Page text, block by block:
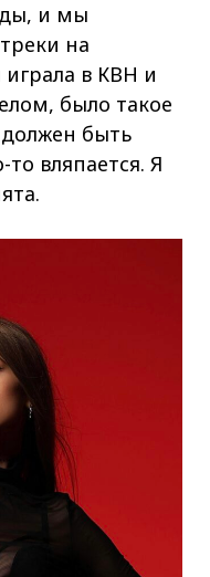
и мы
на
в КВН и
было такое
быть
вляпается. Я